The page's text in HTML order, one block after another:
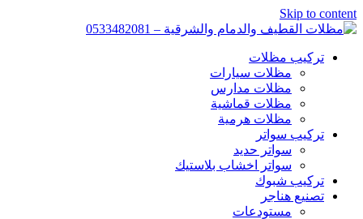
Skip to content
تركيب مظلات
مظلات سيارات
مظلات مدارس
مظلات قماشية
مظلات هرمية
تركيب سواتر
سواتر حديد
سواتر اخشاب بلاستيك
تركيب شبوك
تصنيع هناجر
مستودعات